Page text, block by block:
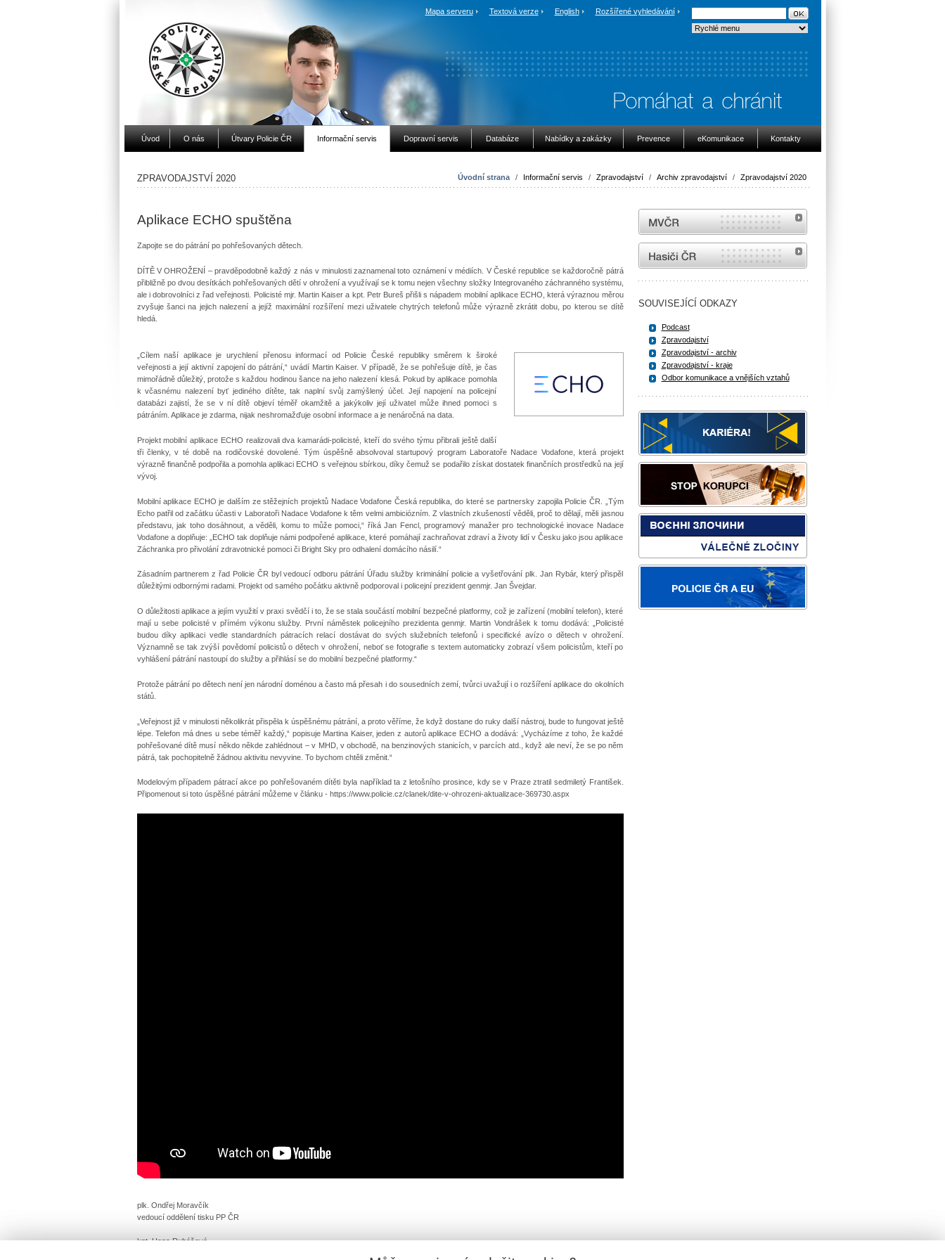
Mapa serveru Textová verze English Rozšířené vyhledávání
Úvod O nás Útvary Policie ČR Informační servis Dopravní servis Databáze Nabídky a zakázky Prevence eKomunikace Kontakty
Úvodní strana / Informační servis / Zpravodajství / Archiv zpravodajství / Zpravodajství 2020
ZPRAVODAJSTVÍ 2020
Aplikace ECHO spuštěna
Zapojte se do pátrání po pohřešovaných dětech.
DÍTĚ V OHROŽENÍ – pravděpodobně každý z nás v minulosti zaznamenal toto oznámení v médiích. V České republice se každoročně pátrá
přibližně po dvou desítkách pohřešovaných dětí v ohrožení a využívají se k tomu nejen všechny složky Integrovaného záchranného systému,
ale i dobrovolníci z řad veřejnosti. Policisté mjr. Martin Kaiser a kpt. Petr Bureš přišli s nápadem mobilní aplikace ECHO, která výraznou měrou
zvyšuje šanci na jejich nalezení a jejíž maximální rozšíření mezi uživatele chytrých telefonů může výrazně zkrátit dobu, po kterou se dítě
hledá.
„Cílem naší aplikace je urychlení přenosu informací od Policie České republiky směrem k široké
veřejnosti a její aktivní zapojení do pátrání,“ uvádí Martin Kaiser. V případě, že se pohřešuje dítě, je čas
mimořádně důležitý, protože s každou hodinou šance na jeho nalezení klesá. Pokud by aplikace pomohla
k včasnému nalezení byť jediného dítěte, tak naplní svůj zamýšlený účel. Její napojení na policejní
databázi zajistí, že se v ní dítě objeví téměř okamžitě a jakýkoliv její uživatel může ihned pomoci s
pátráním. Aplikace je zdarma, nijak neshromažďuje osobní informace a je nenáročná na data.
Projekt mobilní aplikace ECHO realizovali dva kamarádi-policisté, kteří do svého týmu přibrali ještě další
tři členky, v té době na rodičovské dovolené. Tým úspěšně absolvoval startupový program Laboratoře Nadace Vodafone, která projekt
výrazně finančně podpořila a pomohla aplikaci ECHO s veřejnou sbírkou, díky čemuž se podařilo získat dostatek finančních prostředků na její
vývoj.
Mobilní aplikace ECHO je dalším ze stěžejních projektů Nadace Vodafone Česká republika, do které se partnersky zapojila Policie ČR. „Tým
Echo patřil od začátku účasti v Laboratoři Nadace Vodafone k těm velmi ambiciózním. Z vlastních zkušeností věděli, proč to dělají, měli jasnou
představu, jak toho dosáhnout, a věděli, komu to může pomoci,“ říká Jan Fencl, programový manažer pro technologické inovace Nadace
Vodafone a doplňuje: „ECHO tak doplňuje námi podpořené aplikace, které pomáhají zachraňovat zdraví a životy lidí v Česku jako jsou aplikace
Záchranka pro přivolání zdravotnické pomoci či Bright Sky pro odhalení domácího násilí.“
Zásadním partnerem z řad Policie ČR byl vedoucí odboru pátrání Úřadu služby kriminální policie a vyšetřování plk. Jan Rybár, který přispěl
důležitými odbornými radami. Projekt od samého počátku aktivně podporoval i policejní prezident genmjr. Jan Švejdar.
O důležitosti aplikace a jejím využití v praxi svědčí i to, že se stala součástí mobilní bezpečné platformy, což je zařízení (mobilní telefon), které
mají u sebe policisté v přímém výkonu služby. První náměstek policejního prezidenta genmjr. Martin Vondrášek k tomu dodává: „Policisté
budou díky aplikaci vedle standardních pátracích relací dostávat do svých služebních telefonů i specifické avízo o dětech v ohrožení.
Významně se tak zvýší povědomí policistů o dětech v ohrožení, neboť se fotografie s textem automaticky zobrazí všem policistům, kteří po
vyhlášení pátrání nastoupí do služby a přihlásí se do mobilní bezpečné platformy.“
Protože pátrání po dětech není jen národní doménou a často má přesah i do sousedních zemí, tvůrci uvažují i o rozšíření aplikace do okolních
států.
„Veřejnost již v minulosti několikrát přispěla k úspěšnému pátrání, a proto věříme, že když dostane do ruky další nástroj, bude to fungovat ještě
lépe. Telefon má dnes u sebe téměř každý,“ popisuje Martina Kaiser, jeden z autorů aplikace ECHO a dodává: „Vycházíme z toho, že každé
pohřešované dítě musí někdo někde zahlédnout – v MHD, v obchodě, na benzinových stanicích, v parcích atd., když ale neví, že se po něm
pátrá, tak pochopitelně žádnou aktivitu nevyvine. To bychom chtěli změnit.“
Modelovým případem pátrací akce po pohřešovaném dítěti byla například ta z letošního prosince, kdy se v Praze ztratil sedmiletý František.
Připomenout si toto úspěšné pátrání můžeme v článku - https://www.policie.cz/clanek/dite-v-ohrozeni-aktualizace-369730.aspx
plk. Ondřej Moravčík
vedoucí oddělení tisku PP ČR
kpt. Hana Rubášová
MVČR
internetové stránky Hasiči ČR
SOUVISEJÍCÍ ODKAZY
Podcast
Zpravodajství
Zpravodajství - archiv
Zpravodajství - kraje
Odbor komunikace a vnějších vztahů